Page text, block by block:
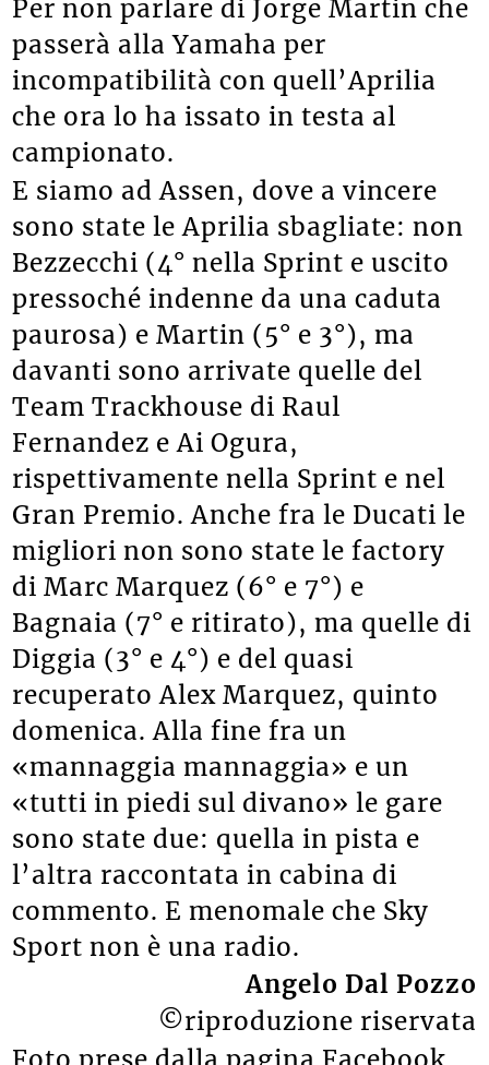
Per non parlare di Jorge Martin che
passerà alla Yamaha per
incompatibilità con quell’Aprilia
che ora lo ha issato in testa al
campionato.
E siamo ad Assen, dove a vincere
sono state le Aprilia sbagliate: non
Bezzecchi (4° nella Sprint e uscito
pressoché indenne da una caduta
paurosa) e Martin (5° e 3°), ma
davanti sono arrivate quelle del
Team Trackhouse di Raul
Fernandez e Ai Ogura,
rispettivamente nella Sprint e nel
Gran Premio. Anche fra le Ducati le
migliori non sono state le factory
di Marc Marquez (6° e 7°) e
Bagnaia (7° e ritirato), ma quelle di
Diggia (3° e 4°) e del quasi
recuperato Alex Marquez, quinto
domenica. Alla fine fra un
«mannaggia mannaggia» e un
«tutti in piedi sul divano» le gare
sono state due: quella in pista e
l’altra raccontata in cabina di
commento. E menomale che Sky
Sport non è una radio.
Angelo Dal Pozzo
©riproduzione riservata